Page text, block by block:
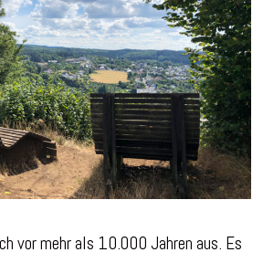
vor mehr als 10.000 Jahren aus. Es